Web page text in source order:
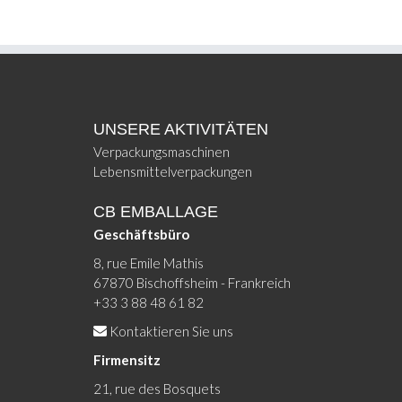
UNSERE AKTIVITÄTEN
Verpackungsmaschinen
Lebensmittelverpackungen
CB EMBALLAGE
Geschäftsbüro
8, rue Emile Mathis
67870 Bischoffsheim - Frankreich
+33 3 88 48 61 82
Kontaktieren Sie uns
Firmensitz
21, rue des Bosquets